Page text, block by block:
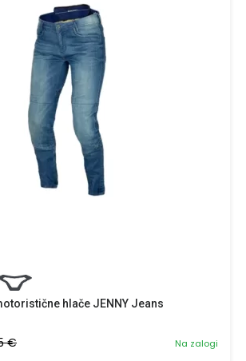
hlače JENNY Jeans
Na zalogi
€